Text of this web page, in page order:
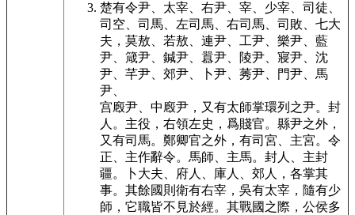
楚有令尹、太宰、右尹、宰、少宰、司徒、
司空、司馬、左司馬、右司馬、司敗、 七大
夫，莫敖、若敖、連尹、工尹、樂尹、藍
尹、箴尹、鍼尹、囂尹、陵尹、寢尹、沈
尹、芊尹、郊尹、卜尹、莠尹、門尹、馬
尹、
宫廏尹、中廏尹，又有太師掌環列之尹。封
人。主役，右領左史，爲賤官。縣尹之外，
又有司馬。鄭卿官之外，有司宮、 主宮。令
正、主作辭令。馬師、主馬。封人、主封
疆。卜大夫、府人、庫人、郊人，各掌其
事。其餘國則衛有右宰，吳有太宰， 隨有少
師，它職皆不見於經。其戰國之際，公侯多